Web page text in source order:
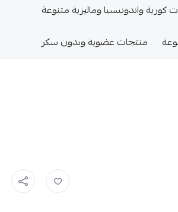
كورية واندونيسيا وماليزية متنوعة
منتجات عضوية وبدون سكر